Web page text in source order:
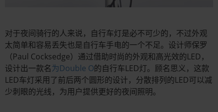
对于夜间骑行的人来说，自行车灯是必不可少的，不过外观
太简单和容易丢失也是自行车手电的一个不足。设计师保罗
（Paul Cocksedge）通过借助时尚的外观和高光效的LED，
设计出一款名为Double O的自行车LED灯。顾名思义，这款
LED车灯采用了前后两个圆形的设计，分散排列的LED可以减
少刺眼的光线，为用户提供更好的夜间照明。